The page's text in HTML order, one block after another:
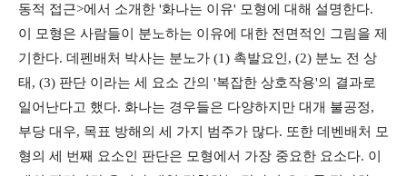
동적 접근>에서 소개한 '화나는 이유' 모형에 대해 설명한다.
이 모형은 사람들이 분노하는 이유에 대한 전면적인 그림을 제
기한다. 데펜배처 박사는 분노가 (1) 촉발요인, (2) 분노 전 상
태, (3) 판단 이라는 세 요소 간의 '복잡한 상호작용'의 결과로
일어난다고 했다. 화나는 경우들은 다양하지만 대개 불공정,
부당 대우, 목표 방해의 세 가지 범주가 많다. 또한 데벤배처 모
형의 세 번째 요소인 판단은 모형에서 가장 중요한 요소다. 이